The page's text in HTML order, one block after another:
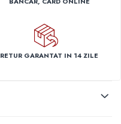
RETUR GARANTAT IN 14 ZILE